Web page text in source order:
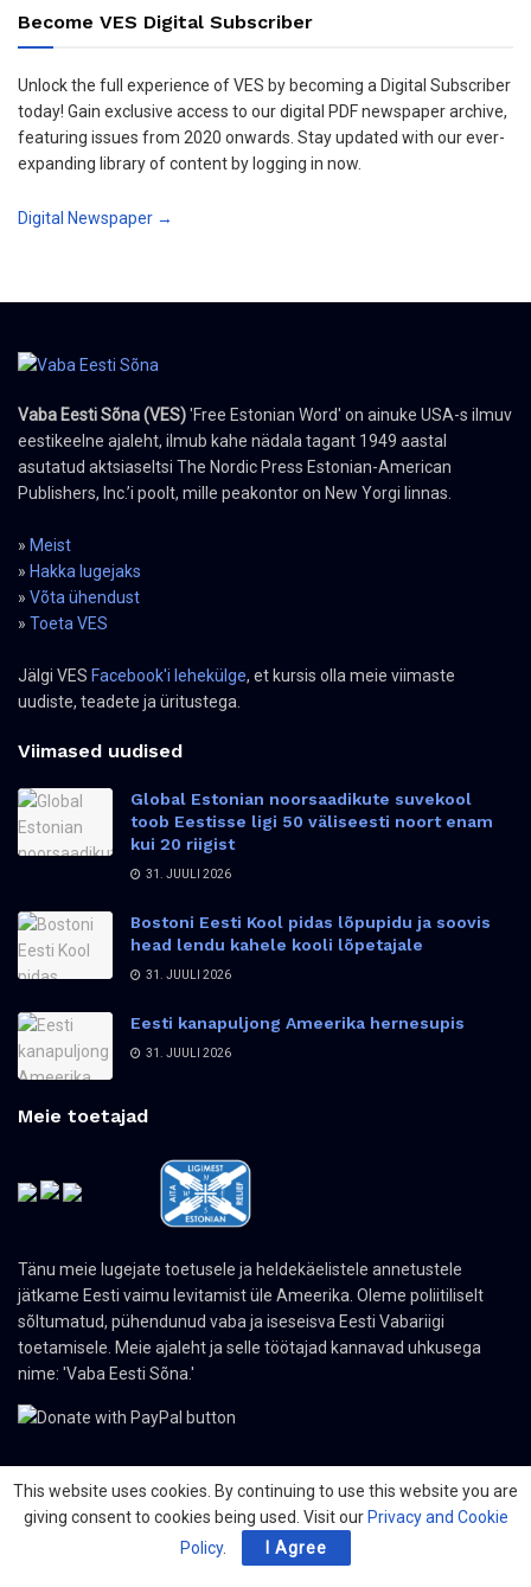
Become VES Digital Subscriber
Unlock the full experience of VES by becoming a Digital Subscriber
today! Gain exclusive access to our digital PDF newspaper archive,
featuring issues from 2020 onwards. Stay updated with our ever-
expanding library of content by logging in now.
Digital Newspaper →
Vaba Eesti Sõna (VES)'Free Estonian Word' on ainuke USA-s ilmuv
eestikeelne ajaleht, ilmub kahe nädala tagant 1949 aastal
asutatud aktsiaseltsi The Nordic Press Estonian-American
Publishers, Inc.’i poolt, mille peakontor on New Yorgi linnas.
» Meist
» Hakka lugejaks
» Võta ühendust
» Toeta VES
Jälgi VES Facebook'i lehekülge, et kursis olla meie viimaste
uudiste, teadete ja üritustega.
Viimased uudised
Global Estonian noorsaadikute suvekool
toob Eestisse ligi 50 väliseesti noort enam
kui 20 riigist
31. JUULI 2026
Bostoni Eesti Kool pidas lõpupidu ja soovis
head lendu kahele kooli lõpetajale
31. JUULI 2026
Eesti kanapuljong Ameerika hernesupis
31. JUULI 2026
Meie toetajad
Tänu meie lugejate toetusele ja heldekäelistele annetustele
jätkame Eesti vaimu levitamist üle Ameerika. Oleme poliitiliselt
sõltumatud, pühendunud vaba ja iseseisva Eesti Vabariigi
toetamisele. Meie ajaleht ja selle töötajad kannavad uhkusega
nime: 'Vaba Eesti Sõna.'
© 2024 The Nordic Press Estonian-American Publishers, Inc. All Rights
This website uses cookies. By continuing to use this website you are
giving consent to cookies being used. Visit our Privacy and Cookie
Policy. I Agree